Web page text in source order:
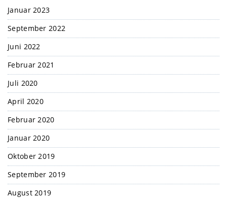
Januar 2023
September 2022
Juni 2022
Februar 2021
Juli 2020
April 2020
Februar 2020
Januar 2020
Oktober 2019
September 2019
August 2019